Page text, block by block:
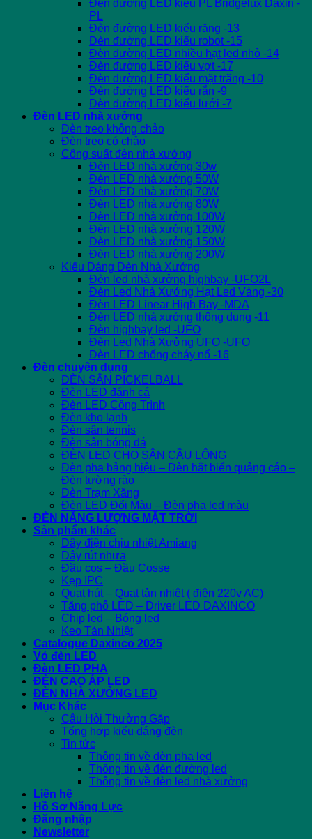
Đèn đường LED kiểu PL Bridgelux Daxin -
PL
Đèn đường LED kiểu răng -13
Đèn đường LED kiểu robot -15
Đèn đường LED nhiều hạt led nhỏ -14
Đèn đường LED kiểu vợt -17
Đèn đường LED kiểu mặt trăng -10
Đèn đường LED kiểu rắn -9
Đèn đường LED kiểu lưới -7
Đèn LED nhà xưởng
Đèn treo không chảo
Đèn treo có chảo
Công suất đèn nhà xưởng
Đèn LED nhà xưởng 30w
Đèn LED nhà xưởng 50W
Đèn LED nhà xưởng 70W
Đèn LED nhà xưởng 80W
Đèn LED nhà xưởng 100W
Đèn LED nhà xưởng 120W
Đèn LED nhà xưởng 150W
Đèn LED nhà xưởng 200W
Kiểu Dáng Đèn Nhà Xưởng
Đèn led nhà xưởng highbay -UFO2L
Đèn Led Nhà Xưởng Hạt Led Vàng -30
Đèn LED Linear High Bay -MDA
Đèn LED nhà xưởng thông dụng -11
Đèn highbay led -UFO
Đèn Led Nhà Xưởng UFO -UFO
Đèn LED chống cháy nổ -16
Đèn chuyên dụng
ĐÈN SÂN PICKELBALL
Đèn LED đánh cá
Đèn LED Công Trình
Đèn kho lạnh
Đèn sân tennis
Đèn sân bóng đá
ĐÈN LED CHO SÂN CẦU LÔNG
Đèn pha bảng hiệu – Đèn hắt biển quảng cáo –
Đèn tường rào
Đèn Trạm Xăng
Đèn LED Đổi Màu – Đèn pha led màu
ĐÈN NĂNG LƯỢNG MẶT TRỜI
Sản phẩm khác
Dây điện chịu nhiệt Amiang
Dây rút nhựa
Đầu cos – Đầu Cosse
Kẹp IPC
Quạt hút – Quạt tản nhiệt ( điện 220v AC)
Tăng phô LED – Driver LED DAXINCO
Chip led – Bóng led
Keo Tản Nhiệt
Catalogue Daxinco 2025
Vỏ đèn LED
Đèn LED PHA
ĐÈN CAO ÁP LED
ĐÈN NHÀ XƯỞNG LED
Mục Khác
Câu Hỏi Thường Gặp
Tổng hợp kiểu dáng đèn
Tin tức
Thông tin về đèn pha led
Thông tin về đèn đường led
Thông tin về đèn led nhà xưởng
Liên hệ
Hồ Sơ Năng Lực
Đăng nhập
Newsletter